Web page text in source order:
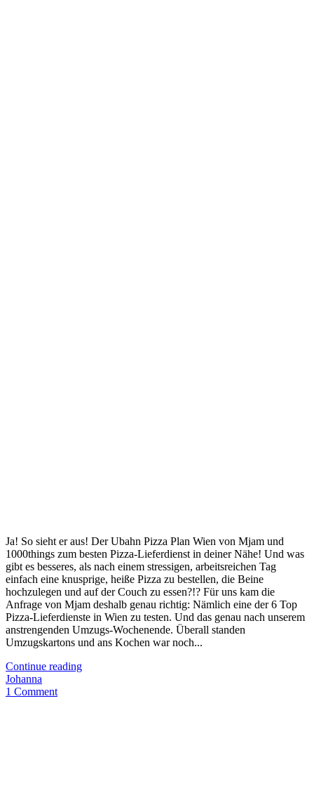
Ja! So sieht er aus! Der Ubahn Pizza Plan Wien von Mjam und
1000things zum besten Pizza-Lieferdienst in deiner Nähe! Und was
gibt es besseres, als nach einem stressigen, arbeitsreichen Tag
einfach eine knusprige, heiße Pizza zu bestellen, die Beine
hochzulegen und auf der Couch zu essen?!? Für uns kam die
Anfrage von Mjam deshalb genau richtig: Nämlich eine der 6 Top
Pizza-Lieferdienste in Wien zu testen. Und das genau nach unserem
anstrengenden Umzugs-Wochenende. Überall standen
Umzugskartons und ans Kochen war noch...
Continue reading
Johanna
1 Comment